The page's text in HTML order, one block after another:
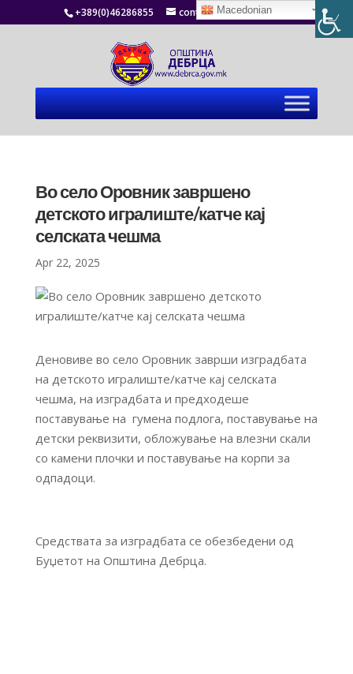
+389(0)46286855 contact@debrca.gov.mk
Во село Оровник завршено
детското игралиште/катче кај
селската чешма
Apr 22, 2025
Деновиве во село Оровник заврши изградбата
на детското игралиште/катче кај селската
чешма, на изградбата и предходеше
поставување на гумена подлога, поставување на
детски реквизити, обложување на влезни скали
со камени плочки и поставување на корпи за
одпадоци.
Средствата за изградбата се обезбедени од
Буџетот на Општина Дебрца.
Macedonian